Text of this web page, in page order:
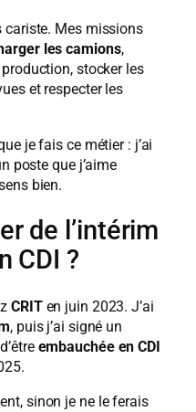
cariste. Mes missions
les camions,
stocker les
et respecter les
je fais ce métier : j’ai
poste que j’aime
bien.
de l’intérim
CDI ?
CRITen juin 2023. J’ai
, puis j’ai signé un
embauchée en CDI
sinon je ne le ferais